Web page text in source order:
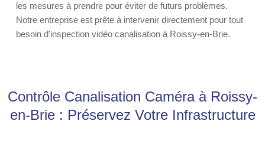
les mesures à prendre pour éviter de futurs problèmes.
Notre entreprise est prête à intervenir directement pour tout
besoin d'inspection vidéo canalisation à Roissy-en-Brie.
Contrôle Canalisation Caméra à Roissy-
en-Brie : Préservez Votre Infrastructure